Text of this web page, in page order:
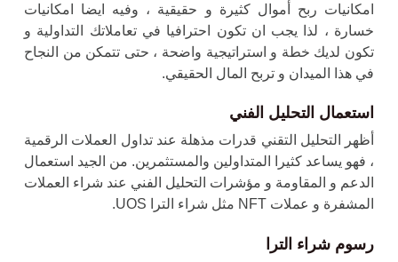
امكانيات ربح أموال كثيرة و حقيقية ، وفيه ايضا امكانيات
خسارة ، لذا يجب ان تكون احترافيا في تعاملاتك التداولية و
تكون لديك خطة و استراتيجية واضحة ، حتى تتمكن من النجاح
في هذا الميدان و تربح المال الحقيقي.
استعمال التحليل الفني
أظهر التحليل التقني قدرات مذهلة عند تداول العملات الرقمية
، فهو يساعد كثيرا المتداولين والمستثمرين. من الجيد استعمال
الدعم و المقاومة و مؤشرات التحليل الفني عند شراء العملات
المشفرة و عملات NFT مثل
شراء الترا UOS .
رسوم شراء الترا